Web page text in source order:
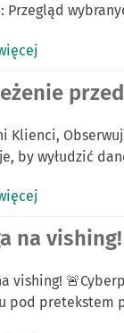
Przegląd
Klienci,
by wyłudzić
na vishing!
vishing!
pod pretekstem